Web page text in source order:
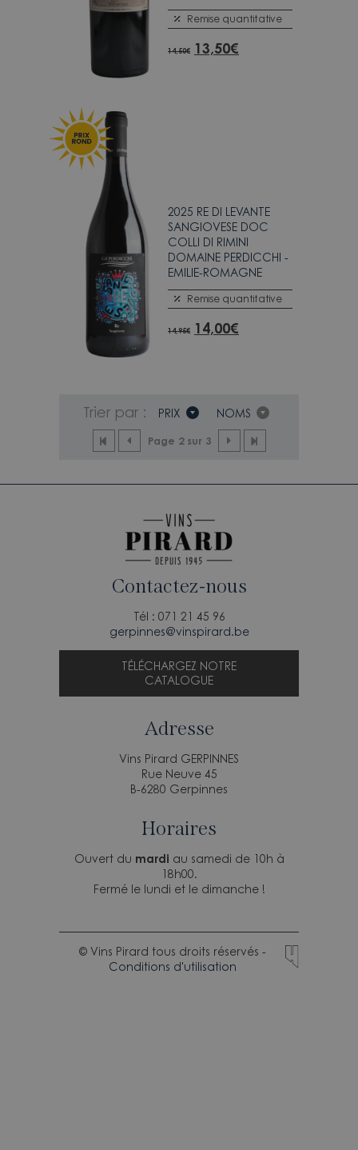
Remise quantitative
14,50€ 13,50€
2025 RE DI LEVANTE
SANGIOVESE DOC
COLLI DI RIMINI
DOMAINE PERDICCHI -
EMILIE-ROMAGNE
Remise quantitative
14,95€ 14,00€
Trier par : PRIX NOMS
Page 2 sur 3
Contactez-nous
Tél : 071 21 45 96
gerpinnes@vinspirard.be
TÉLÉCHARGEZ NOTRE
CATALOGUE
Adresse
Vins Pirard GERPINNES
Rue Neuve 45
B-6280 Gerpinnes
Horaires
Ouvert du mardi au samedi de 10h à
18h00.
Fermé le lundi et le dimanche !
© Vins Pirard tous droits réservés -
Conditions d'utilisation